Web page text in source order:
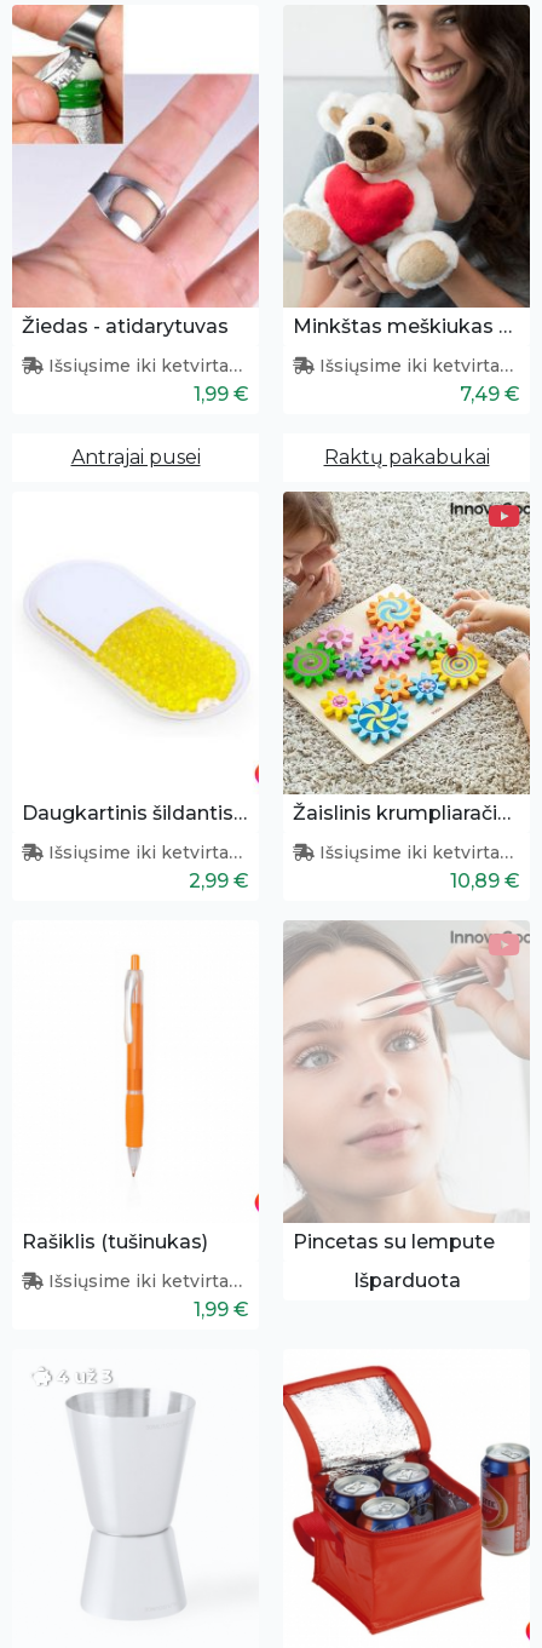
Žiedas - atidarytuvas
Išsiųsime iki ketvirtadienio
1,99 €
Minkštas meškiukas su širdele
Išsiųsime iki ketvirtadienio
7,49 €
Antrajai pusei Raktų pakabukai
Daugkartinis šildantis/šaldantis pleistras
Išsiųsime iki ketvirtadienio
2,99 €
Žaislinis krumpliaračių komplektas
Išsiųsime iki ketvirtadienio
10,89 €
Rašiklis (tušinukas)
Išsiųsime iki ketvirtadienio
1,99 €
Pincetas su lempute
Išparduota
4 už 3